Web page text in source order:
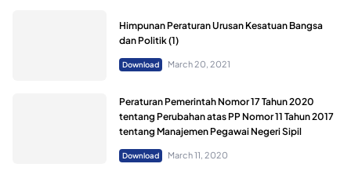
Himpunan Peraturan Urusan Kesatuan Bangsa
dan Politik (1)
Download March 20, 2021
Peraturan Pemerintah Nomor 17 Tahun 2020
tentang Perubahan atas PP Nomor 11 Tahun 2017
tentang Manajemen Pegawai Negeri Sipil
Download March 11, 2020